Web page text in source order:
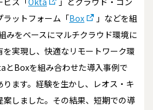
ラットフォーム「Box
」などを組
みをベースにマルチクラウド環境に
実現し、快適なリモートワーク環
とBoxを組み合わせた導入事例で
ます。経験を生かし、レオス・キ
しました。その結果、短期での導